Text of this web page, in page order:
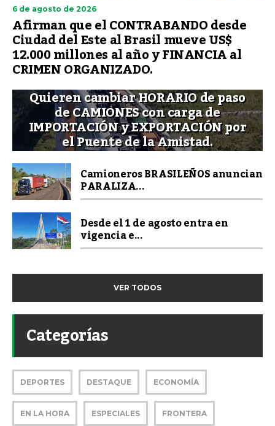
6 de agosto de 2026
Afirman que el CONTRABANDO desde
Ciudad del Este al Brasil mueve US$
12.000 millones al año y FINANCIA al
CRIMEN ORGANIZADO.
Quieren cambiar HORARIO de paso
de CAMIONES con carga de
IMPORTACIÓN y EXPORTACIÓN por
el Puente de la Amistad.
Camioneros BRASILEÑOS anuncian
PARALIZA...
Desde el 1 de agosto entra en
vigencia e...
VER TODOS
Categorías
DEPORTES DESTAQUE ECONOMÍA
EN LA HORA ESPECIALES FRONTERA